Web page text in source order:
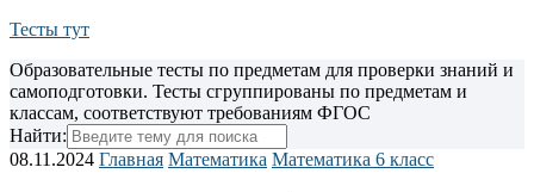
Тесты тут
Образовательные тесты по предметам для проверки знаний и
самоподготовки. Тесты сгруппированы по предметам и
классам, соответствуют требованиям ФГОС
Найти:
08.11.2024 Главная Математика Математика 6 класс